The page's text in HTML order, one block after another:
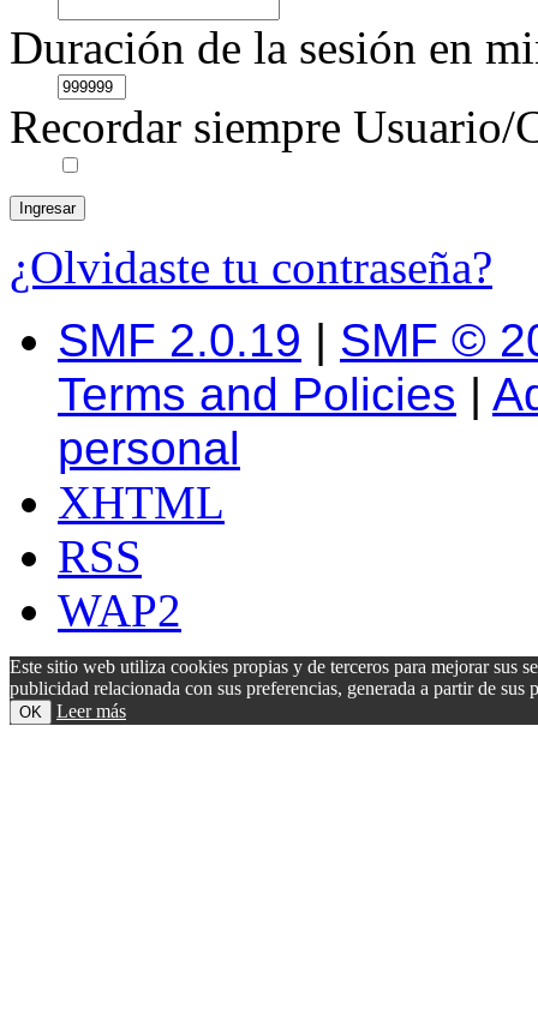
Duración de la sesión en
Recordar siempre Usuario/
¿Olvidaste tu contraseña?
SMF 2.0.19 | SMF ©
Terms and Policies |
personal
XHTML
RSS
WAP2
Este sitio web utiliza cookies propias y de terceros para mejorar sus
publicidad relacionada con sus preferencias, generada a partir de
OK Leer más